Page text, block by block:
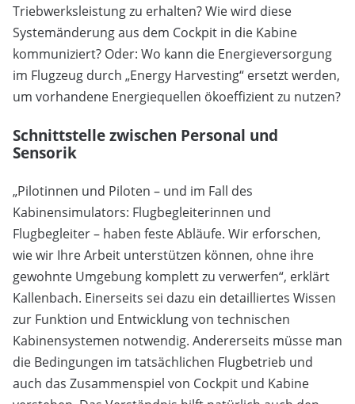
Triebwerksleistung zu erhalten? Wie wird diese
Systemänderung aus dem Cockpit in die Kabine
kommuniziert? Oder: Wo kann die Energieversorgung
im Flugzeug durch „Energy Harvesting“ ersetzt werden,
um vorhandene Energiequellen ökoeffizient zu nutzen?
Schnittstelle zwischen Personal und
Sensorik
„Pilotinnen und Piloten – und im Fall des
Kabinensimulators: Flugbegleiterinnen und
Flugbegleiter – haben feste Abläufe. Wir erforschen,
wie wir Ihre Arbeit unterstützen können, ohne ihre
gewohnte Umgebung komplett zu verwerfen“, erklärt
Kallenbach. Einerseits sei dazu ein detailliertes Wissen
zur Funktion und Entwicklung von technischen
Kabinensystemen notwendig. Andererseits müsse man
die Bedingungen im tatsächlichen Flugbetrieb und
auch das Zusammenspiel von Cockpit und Kabine